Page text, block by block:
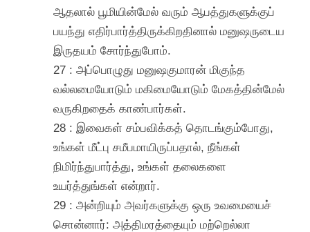
ஆதலால் பூமியின்மேல் வரும் ஆபத்துகளுக்குப்
பயந்து எதிர்பார்த்திருக்கிறதினால் மனுஷருடைய
இருதயம் சோர்ந்துபோம்.
27 : அப்பொழுது மனுஷகுமாரன் மிகுந்த
வல்லமையோடும் மகிமையோடும் மேகத்தின்மேல்
வருகிறதைக் காண்பார்கள்.
28 : இவைகள் சம்பவிக்கத் தொடங்கும்போது,
உங்கள் மீட்பு சமீபமாயிருப்பதால், நீங்கள்
நிமிர்ந்துபார்த்து, உங்கள் தலைகளை
உயர்த்துங்கள் என்றார்.
29 : அன்றியும் அவர்களுக்கு ஒரு உவமையைச்
சொன்னார்: அத்திமரத்தையும் மற்றெல்லா